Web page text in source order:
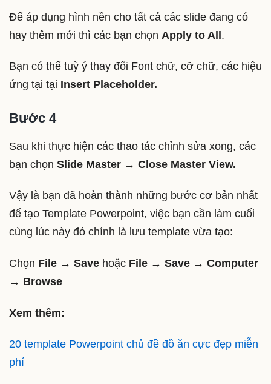
Để áp dụng hình nền cho tất cả các slide đang có
hay thêm mới thì các bạn chọn Apply to All.
Bạn có thể tuỳ ý thay đổi Font chữ, cỡ chữ, các hiệu
ứng tại tại Insert Placeholder.
Bước 4
Sau khi thực hiện các thao tác chỉnh sửa xong, các
bạn chọn Slide Master → Close Master View.
Vậy là bạn đã hoàn thành những bước cơ bản nhất
để tạo Template Powerpoint, việc bạn cần làm cuối
cùng lúc này đó chính là lưu template vừa tạo:
Chọn File → Save hoặc File → Save → Computer
→ Browse
Xem thêm:
20 template Powerpoint chủ đề đồ ăn cực đẹp miễn
phí